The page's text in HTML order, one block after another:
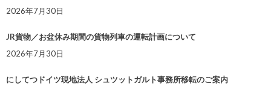
2026年7月30日
JR貨物／お盆休み期間の貨物列車の運転計画について
2026年7月30日
にしてつドイツ現地法人 シュツットガルト事務所移転のご案内